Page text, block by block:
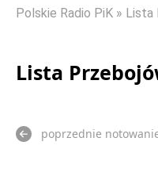
Polskie Radio PiK Lista
Lista
poprzednie